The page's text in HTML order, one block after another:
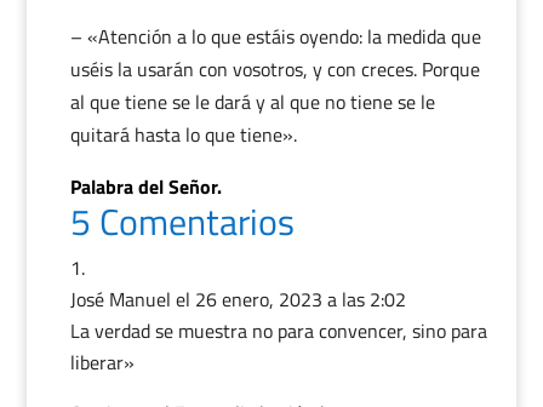
– «Atención a lo que estáis oyendo: la medida que
uséis la usarán con vosotros, y con creces. Porque
al que tiene se le dará y al que no tiene se le
quitará hasta lo que tiene».
Palabra del Señor.
5 Comentarios
José Manuel el 26 enero, 2023 a las 2:02
La verdad se muestra no para convencer, sino para
liberar»